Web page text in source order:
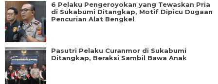
6 Pelaku Pengeroyokan yang Tewaskan Pria
di Sukabumi Ditangkap, Motif Dipicu Dugaan
Pencurian Alat Bengkel
Pasutri Pelaku Curanmor di Sukabumi
Ditangkap, Beraksi Sambil Bawa Anak